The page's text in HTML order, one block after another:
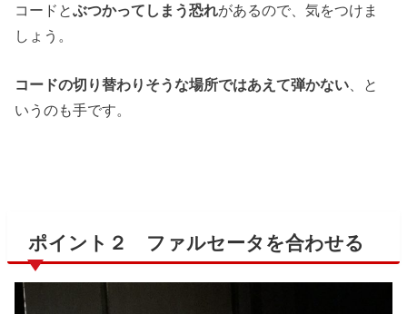
コードとぶつかってしまう恐れがあるので、気をつけま
しょう。
コードの切り替わりそうな場所ではあえて弾かない 、と
いうのも手です。
ポイント２ ファルセータを合わせる